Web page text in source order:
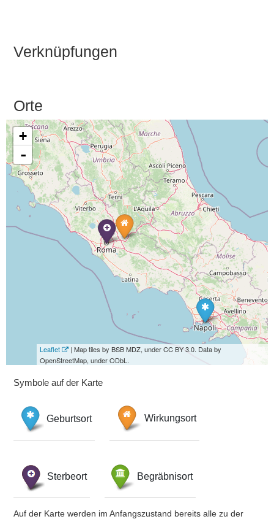
Verknüpfungen
Orte
+
-
Leaflet
| Map tiles by BSB MDZ, under CC BY 3.0. Data by
OpenStreetMap, under ODbL.
Symbole auf der Karte
Geburtsort Wirkungsort
Sterbeort Begräbnisort
Auf der Karte werden im Anfangszustand bereits alle zu der